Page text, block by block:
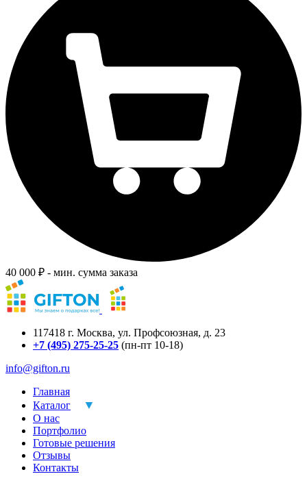
40 000 ₽ - мин. сумма заказа
117418 г. Москва, ул. Профсоюзная, д. 23
+7 (495) 275-25-25 (пн-пт 10-18)
info@gifton.ru
Главная
Каталог
О нас
Портфолио
Готовые решения
Отзывы
Контакты